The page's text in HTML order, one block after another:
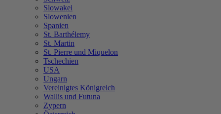
Slowakei
Slowenien
Spanien
St. Barthélemy
St. Martin
St. Pierre und Miquelon
Tschechien
USA
Ungarn
Vereinigtes Königreich
Wallis und Futuna
Zypern